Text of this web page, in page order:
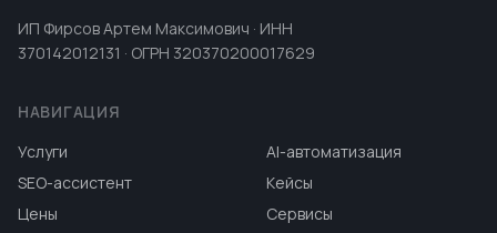
ИП Фирсов Артем Максимович · ИНН
370142012131 · ОГРН 320370200017629
НАВИГАЦИЯ
Услуги
AI-автоматизация
SEO-ассистент
Кейсы
Цены
Сервисы